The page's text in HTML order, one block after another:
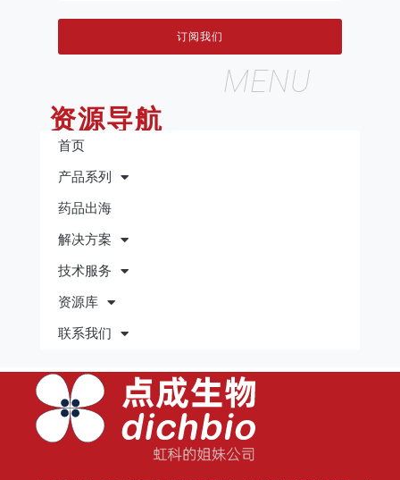
订阅我们
资源导航
MENU
首页
产品系列
药品出海
解决方案
技术服务
资源库
联系我们